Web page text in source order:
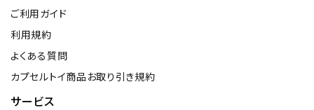
ご利用ガイド
利用規約
よくある質問
カプセルトイ商品お取り引き規約
サービス